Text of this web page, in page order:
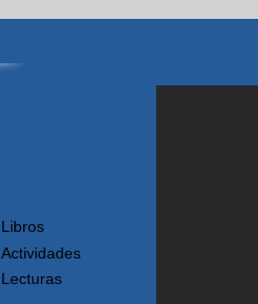
Libros
Actividades
Lecturas